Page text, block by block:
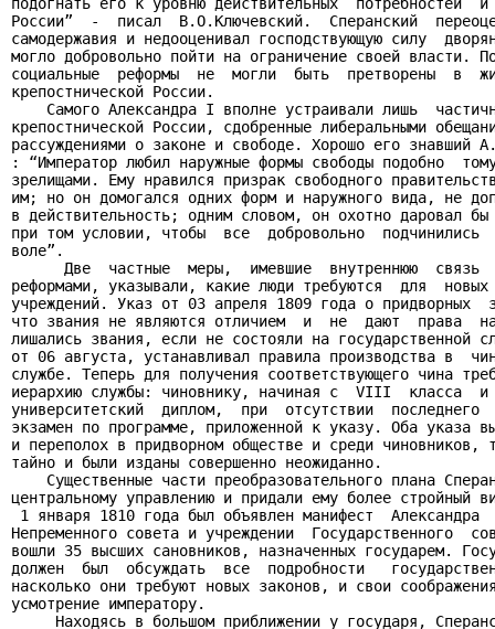
России”  -  писал  В.О.Ключевский.  Сперанский
самодержавия и недооценивал господствующую силу
могло добровольно пойти на ограничение своей власти.
социальные  реформы  не  могли  быть  претворены  в
крепостнической России.
Самого Александра I вполне устраивали лишь
крепостнической России, сдобренные либеральными
рассуждениями о законе и свободе. Хорошо его знавший
: “Император любил наружные формы свободы подобно
зрелищами. Ему нравился призрак свободного
им; но он домогался одних форм и наружного вида, не
в действительность; одним словом, он охотно даровал бы
при том условии, чтобы  все  добровольно  подчинились
воле”.
Две  частные  меры,  имевшие  внутреннюю  связь
реформами, указывали, какие люди требуются  для  новых
учреждений. Указ от 03 апреля 1809 года о придворных
что звания не являются отличием  и  не  дают  права
лишались звания, если не состояли на государственной
от 06 августа, устанавливал правила производства в
службе. Теперь для получения соответствующего чина
иерархию службы: чиновнику, начиная с  VIII  класса  и
университетский  диплом,  при  отсутствии  последнего
экзамен по программе, приложенной к указу. Оба указа
и переполох в придворном обществе и среди чиновников,
тайно и были изданы совершенно неожиданно.
Существенные части преобразовательного плана
центральному управлению и придали ему более стройный
1 января 1810 года был объявлен манифест
Непременного совета и учреждении  Государственного
вошли 35 высших сановников, назначенных государем.
должен  был  обсуждать  все  подробности
насколько они требуют новых законов, и свои
усмотрение императору.
Находясь в большом приближении у государя,